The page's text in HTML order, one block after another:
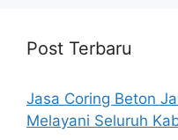
Post Terbaru
Jasa Coring Beton
Melayani Seluruh